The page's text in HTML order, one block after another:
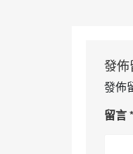
發佈
發佈
留言*